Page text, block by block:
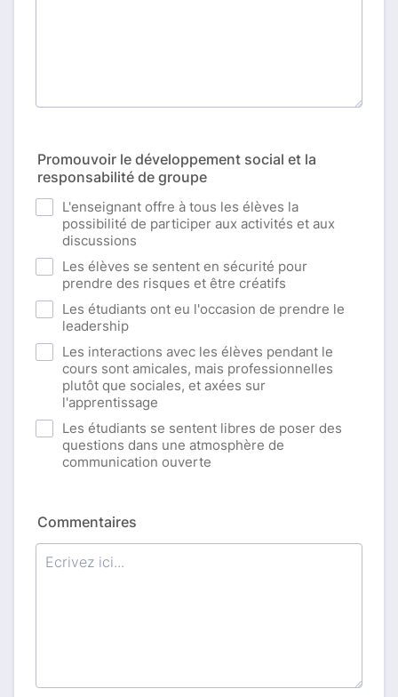
Promouvoir le développement social et la
responsabilité de groupe
L'enseignant offre à tous les élèves la
possibilité de participer aux activités et aux
discussions
Les élèves se sentent en sécurité pour
prendre des risques et être créatifs
Les étudiants ont eu l'occasion de prendre le
leadership
Les interactions avec les élèves pendant le
cours sont amicales, mais professionnelles
plutôt que sociales, et axées sur
l'apprentissage
Les étudiants se sentent libres de poser des
questions dans une atmosphère de
communication ouverte
Commentaires